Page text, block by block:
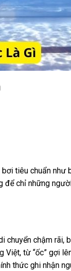
tiêu chuẩn
chỉ những
chuyển chậm rãi,
từ “ốc” gợi
thức ghi nhận